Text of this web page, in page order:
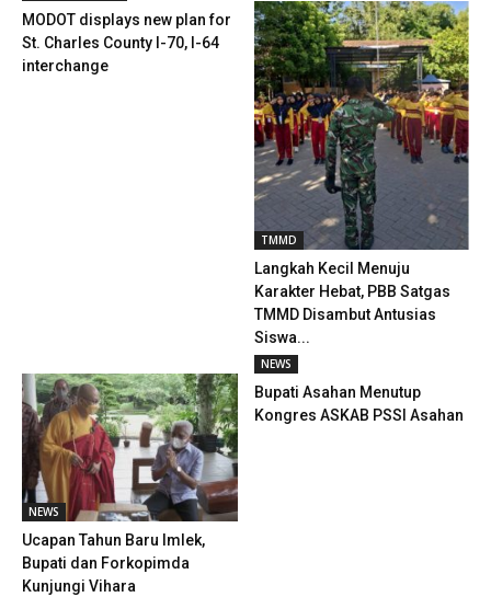
MODOT displays new plan for
St. Charles County I-70, I-64
interchange
TMMD
Langkah Kecil Menuju
Karakter Hebat, PBB Satgas
TMMD Disambut Antusias
Siswa...
NEWS
Ucapan Tahun Baru Imlek,
Bupati dan Forkopimda
Kunjungi Vihara
NEWS
Bupati Asahan Menutup
Kongres ASKAB PSSI Asahan